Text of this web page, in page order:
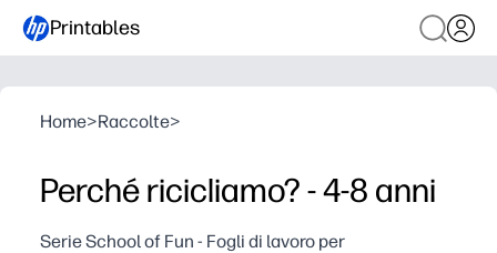
Printables
Home>Raccolte>
Perché ricicliamo? - 4-8 anni
Serie School of Fun - Fogli di lavoro per